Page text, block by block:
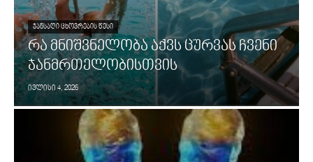
ᲯᲐᲜᲡᲐᲦᲘ ᲪᲮᲝᲕᲠᲔᲑᲘᲡ ᲬᲔᲡᲘ
რა მნიშვნელობა აქვს ცურვას ჩვენი
ჯანმრთელობისთვის
ივლისი 4, 2026